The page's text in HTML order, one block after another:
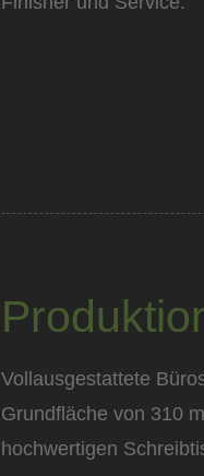
Vollausgestattete
Grundfläche von 310
hochwertigen